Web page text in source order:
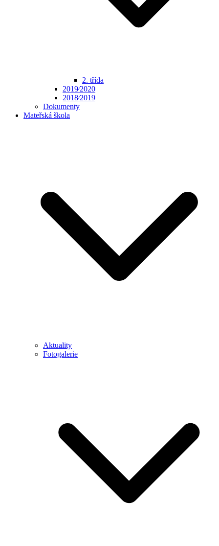
2. třída
2019⁄2020
2018⁄2019
Dokumenty
Mateřská škola
Aktuality
Fotogalerie